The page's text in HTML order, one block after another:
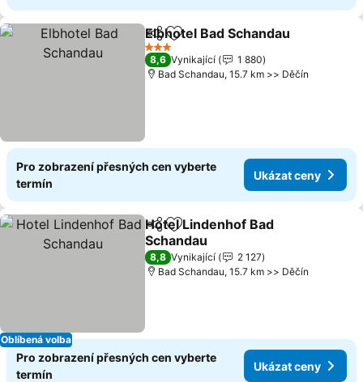
SdíletPřidat na seznam oblíbených
Elbhotel Bad Schandau
3 Počet hvězdiček
8,6 Vynikající
1 880
Bad Schandau, 15.7 km >> Děčín
Pro zobrazení přesných cen vyberte
termín
Ukázat ceny
Oblíbená volba
SdíletPřidat na seznam oblíbených
Hotel Lindenhof Bad
Schandau
Ukázat ceny
8,8 Vynikající
2 127
Bad Schandau, 15.7 km >> Děčín
Pro zobrazení přesných cen vyberte
termín
Ukázat ceny